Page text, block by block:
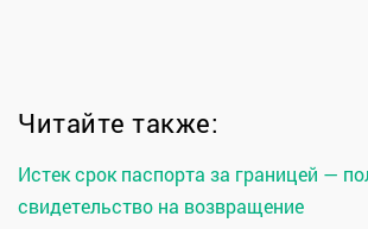
Читайте также:
Истек срок паспорта за границей —
свидетельство на возвращение